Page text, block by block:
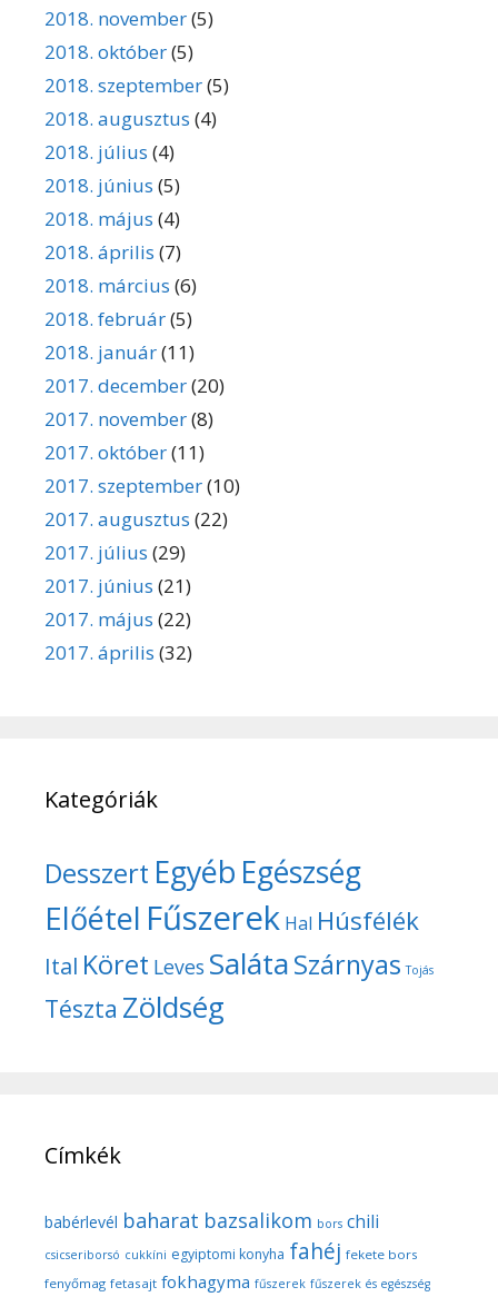
2018. november(5)
2018. október(5)
2018. szeptember(5)
2018. augusztus (4)
2018. július (4)
2018. június (5)
2018. május (4)
2018. április (7)
2018. március (6)
2018. február(5)
2018. január(11)
2017. december(20)
2017. november(8)
2017. október(11)
2017. szeptember(10)
2017. augusztus (22)
2017. július (29)
2017. június (21)
2017. május (22)
2017. április (32)
Kategóriák
Desszert Egyéb Egészség
Előétel Fűszerek Hal Húsfélék
Ital Köret Leves SalátaSzárnyas Tojás
Tészta Zöldség
Címkék
babérlevél baharat bazsalikom bors chili
csicseriborsó cukkíni egyiptomi konyha fahéj fekete bors
fenyőmag fetasajt fokhagyma fűszerek fűszerek és egészség